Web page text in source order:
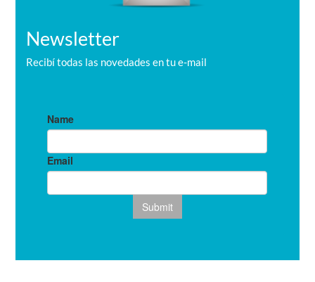
Newsletter
Recibí todas las novedades en tu e-mail